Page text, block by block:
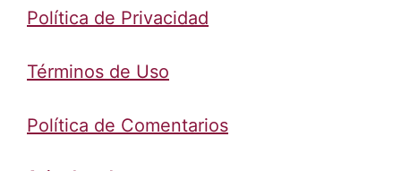
Política de Privacidad
Términos de Uso
Política de Comentarios